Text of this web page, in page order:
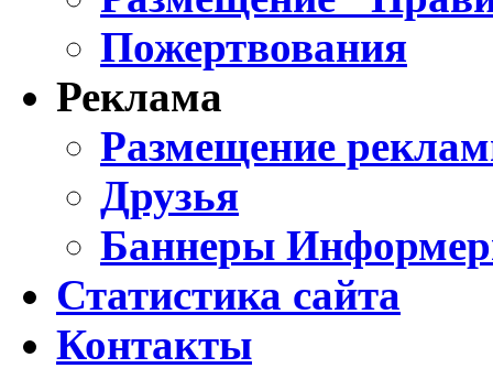
Пожертвования
Реклама
Размещение
Друзья
Баннеры
Статистика сайта
Контакты